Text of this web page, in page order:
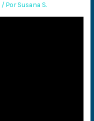
/ PorSusana S.